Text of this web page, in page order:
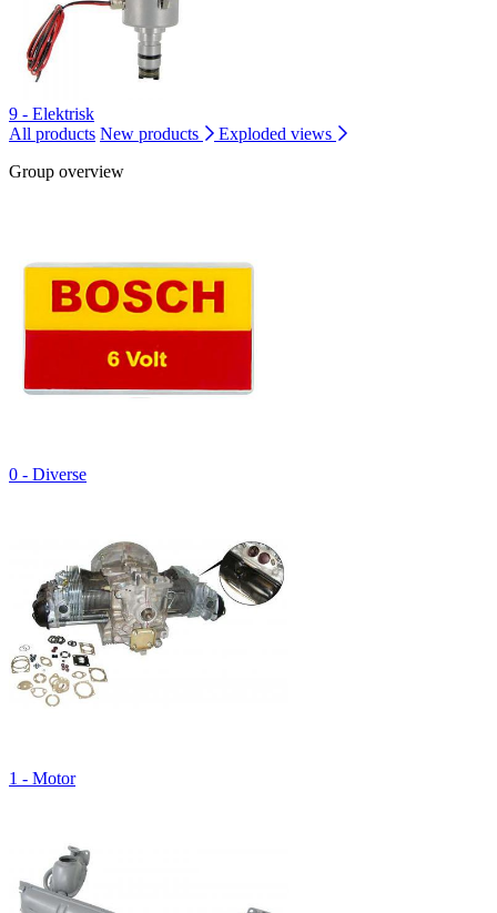
9 - Elektrisk
All products New products
Exploded views
Group overview
0 - Diverse
1 - Motor